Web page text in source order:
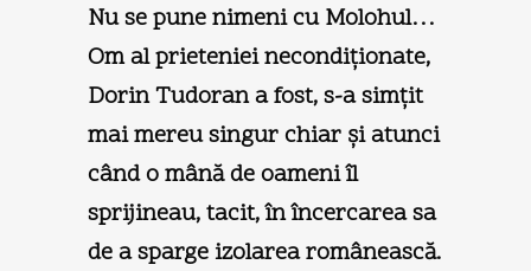
Nu se pune nimeni cu Molohul…
Om al prieteniei necondiţionate,
Dorin Tudoran a fost, s-a simţit
mai mereu singur chiar şi atunci
când o mână de oameni îl
sprijineau, tacit, în încercarea sa
de a sparge izolarea românească.